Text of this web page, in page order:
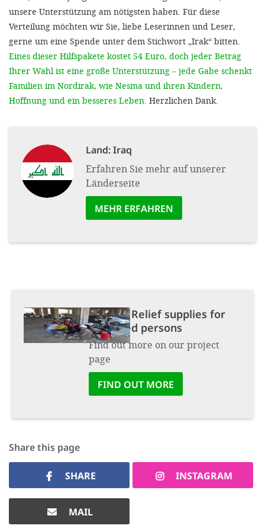
unsere Unterstützung am nötigsten haben. Für diese
Verteilung möchten wir Sie, liebe Leserinnen und Leser,
gerne um eine Spende unter dem Stichwort „Irak“ bitten.
Eines dieser Hilfspakete kostet 54 Euro, doch jeder Betrag
Ihrer Wahl ist eine große Unterstützung – jede Gabe schenkt
Familien im Nordirak, wie Nesma und ihren Kindern,
Hoffnung und ein besseres Leben. Herzlichen Dank.
Land:Iraq
Erfahren Sie mehr auf unserer
Länderseite
MEHR ERFAHREN
Project:Relief supplies for
displaced persons
Find out more on our project
page
FIND OUT MORE
Share this page
SHARE INSTAGRAM
MAIL